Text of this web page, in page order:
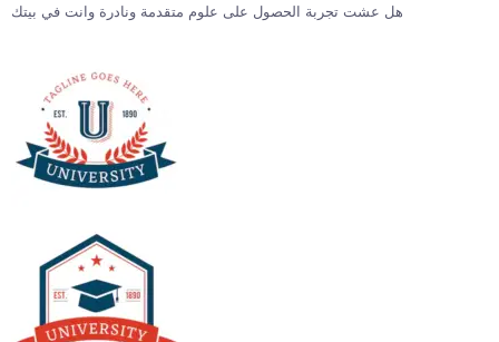
هل عشت تجربة الحصول على علوم متقدمة ونادرة وانت في بيتك